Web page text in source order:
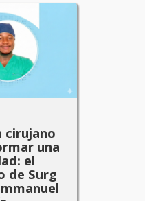
cirujano
una
el
de Surg